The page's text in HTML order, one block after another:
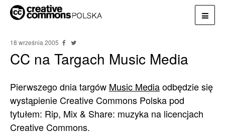
18 września 2005
CC na Targach Music Media
Pierwszego dnia targów Music Mediaodbędzie się
wystąpienie Creative Commons Polska pod
tytułem: Rip, Mix & Share: muzyka na licencjach
Creative Commons.